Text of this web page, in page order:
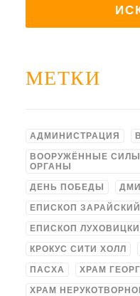
МЕТКИ
АДМИНИСТРАЦИЯ
ВООРУЖЁННЫЕ
ОРГАНЫ
ДЕНЬ ПОБЕДЫ
ЕПИСКОП
ЕПИСКОП
КРОКУС СИТИ ХОЛЛ
ПАСХА ХРАМ
ХРАМ